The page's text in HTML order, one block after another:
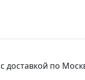
с доставкой по